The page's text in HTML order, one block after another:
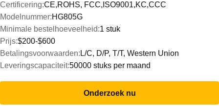
Certificering:CE,ROHS, FCC,ISO9001,KC,CCC
Modelnummer:HG805G
Minimale bestelhoeveelheid:1 stuk
Prijs:$200-$600
Betalingsvoorwaarden: L/C, D/P, T/T, Western Union
Leveringscapaciteit:50000 stuks per maand
Onderzoek nu